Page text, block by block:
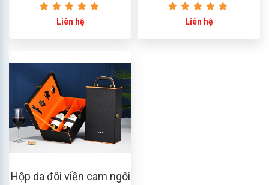
Liên hệ Liên hệ
Hộp da đôi viền cam ngôi